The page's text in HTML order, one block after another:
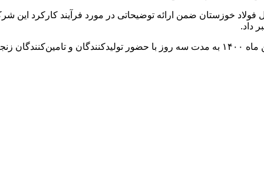
فولاد خوزستان ضمن ارائه توضیحاتی در مورد فرآیند کارکرد این